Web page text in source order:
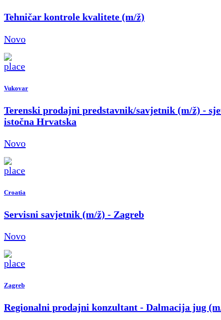
Tehničar kontrole kvalitete (m/ž)
Novo
Vukovar
Terenski prodajni predstavnik/savjetnik (m/ž) -
istočna Hrvatska
Novo
Croatia
Servisni savjetnik (m/ž) - Zagreb
Novo
Zagreb
Regionalni prodajni konzultant - Dalmacija jug